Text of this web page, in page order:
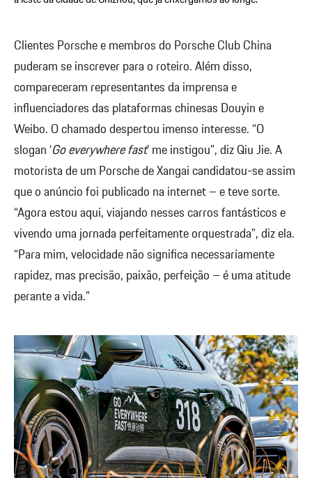
Clientes Porsche e membros do Porsche Club China
puderam se inscrever para o roteiro. Além disso,
compareceram representantes da imprensa e
influenciadores das plataformas chinesas Douyin e
Weibo. O chamado despertou imenso interesse. “O
slogan ‘Go everywhere fast’ me instigou”, diz Qiu Jie. A
motorista de um Porsche de Xangai candidatou-se assim
que o anúncio foi publicado na internet – e teve sorte.
“Agora estou aqui, viajando nesses carros fantásticos e
vivendo uma jornada perfeitamente orquestrada”, diz ela.
“Para mim, velocidade não significa necessariamente
rapidez, mas precisão, paixão, perfeição – é uma atitude
perante a vida.”